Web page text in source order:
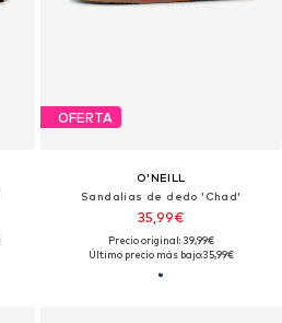
OFERTA
O'NEILL
Sandalias de dedo 'Chad'
35,99€
Precio original: 39,99€
Último precio más bajo:35,99€